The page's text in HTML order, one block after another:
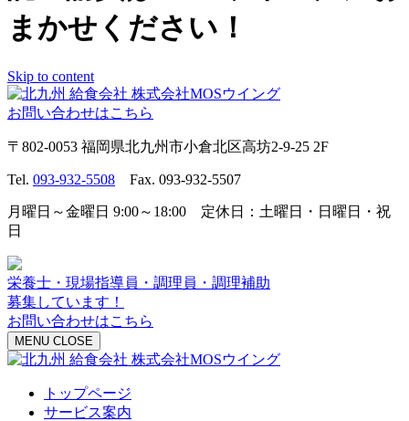
まかせください！
Skip to content
お問い合わせはこちら
〒802-0053 福岡県北九州市小倉北区高坊2-9-25 2F
Tel. 093-932-5508 Fax. 093-932-5507
月曜日～金曜日 9:00～18:00 定休日：土曜日・日曜日・祝
日
栄養士・現場指導員・調理員・調理補助
募集しています！
お問い合わせはこちら
MENU CLOSE
トップページ
サービス案内